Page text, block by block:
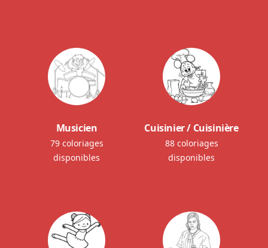
Musicien
79 coloriages
disponibles
Cuisinier / Cuisinière
88 coloriages
disponibles